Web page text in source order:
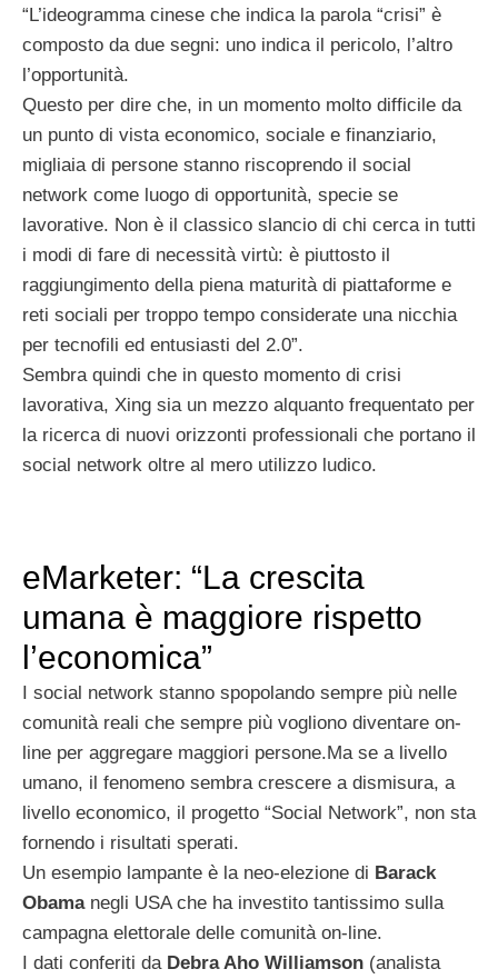
“L’ideogramma cinese che indica la parola “crisi” è
composto da due segni: uno indica il pericolo, l’altro
l’opportunità.
Questo per dire che, in un momento molto difficile da
un punto di vista economico, sociale e finanziario,
migliaia di persone stanno riscoprendo il social
network come luogo di opportunità, specie se
lavorative. Non è il classico slancio di chi cerca in tutti
i modi di fare di necessità virtù: è piuttosto il
raggiungimento della piena maturità di piattaforme e
reti sociali per troppo tempo considerate una nicchia
per tecnofili ed entusiasti del 2.0”.
Sembra quindi che in questo momento di crisi
lavorativa, Xing sia un mezzo alquanto frequentato per
la ricerca di nuovi orizzonti professionali che portano il
social network oltre al mero utilizzo ludico.
eMarketer: “La crescita
umana è maggiore rispetto
l’economica”
I social network stanno spopolando sempre più nelle
comunità reali che sempre più vogliono diventare on-
line per aggregare maggiori persone.Ma se a livello
umano, il fenomeno sembra crescere a dismisura, a
livello economico, il progetto “Social Network”, non sta
fornendo i risultati sperati.
Un esempio lampante è la neo-elezione di Barack
Obamanegli USA che ha investito tantissimo sulla
campagna elettorale delle comunità on-line.
I dati conferiti da Debra Aho Williamson (analista